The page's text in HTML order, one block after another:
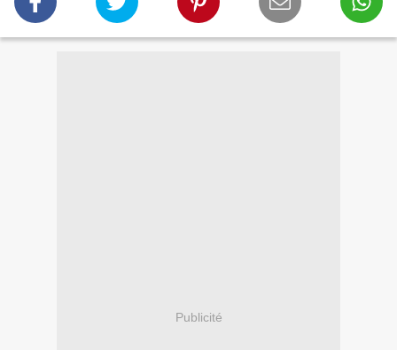
Publicité